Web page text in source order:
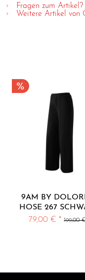
Fragen zum Artikel?
Weitere Artikel von
9AM BY
HOSE 267
WOOL LOOK
79,00 € * 199,00